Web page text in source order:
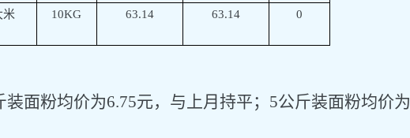
米 10KG 63.14 63.14 0
装面粉均价为6.75元， 与上月持平； 5公斤装面粉均价为